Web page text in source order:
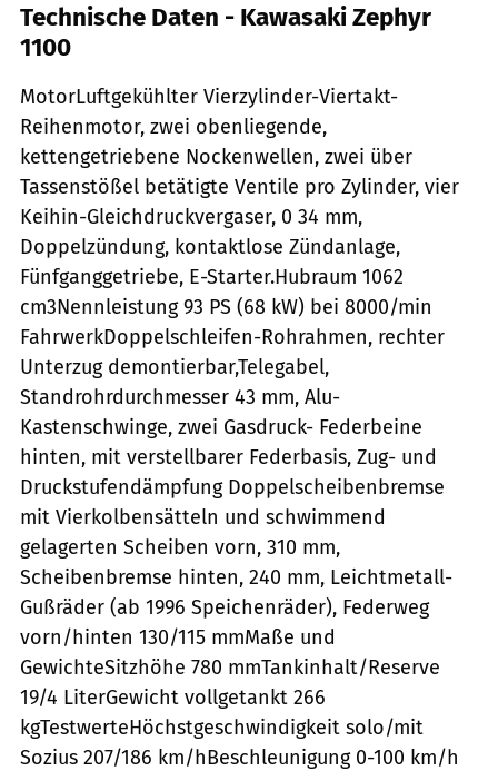
Technische Daten - Kawasaki Zephyr
1100
MotorLuftgekühlter Vierzylinder-Viertakt-
Reihenmotor, zwei obenliegende,
kettengetriebene Nockenwellen, zwei über
Tassenstößel betätigte Ventile pro Zylinder, vier
Keihin-Gleichdruckvergaser, 0 34 mm,
Doppelzündung, kontaktlose Zündanlage,
Fünfganggetriebe, E-Starter.Hubraum 1062
cm3Nennleistung 93 PS (68 kW) bei 8000/min
FahrwerkDoppelschleifen-Rohrahmen, rechter
Unterzug demontierbar,Telegabel,
Standrohrdurchmesser 43 mm, Alu-
Kastenschwinge, zwei Gasdruck- Federbeine
hinten, mit verstellbarer Federbasis, Zug- und
Druckstufendämpfung Doppelscheibenbremse
mit Vierkolbensätteln und schwimmend
gelagerten Scheiben vorn, 310 mm,
Scheibenbremse hinten, 240 mm, Leichtmetall-
Gußräder (ab 1996 Speichenräder), Federweg
vorn/hinten 130/115 mmMaße und
GewichteSitzhöhe 780 mmTankinhalt/Reserve
19/4 LiterGewicht vollgetankt 266
kgTestwerteHöchstgeschwindigkeit solo/mit
Sozius 207/186 km/hBeschleunigung 0-100 km/h